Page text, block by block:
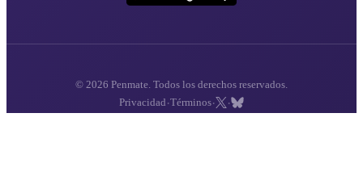
© 2026 Penmate. Todos los derechos reservados.
Privacidad ·Términos· ·